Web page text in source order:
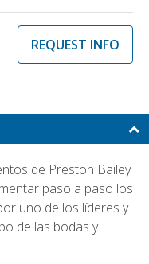
REQUEST INFO
de Preston Bailey
paso a paso los
uno de los líderes y
de las bodas y